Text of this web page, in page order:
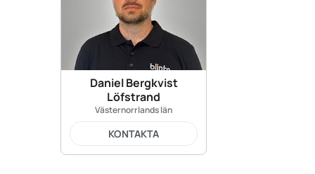
Daniel Bergkvist
Löfstrand
Västernorrlands län
KONTAKTA